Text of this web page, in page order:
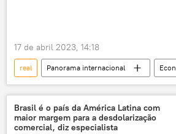
17 de abril 2023, 14:18
real Panorama internacional
desdolarização
mercado financeiro
Europa
Ásia
Américas
Rússia
China Índia
Brasil é o país da América Latina com
maior margem para a desdolarização
comercial, diz especialista